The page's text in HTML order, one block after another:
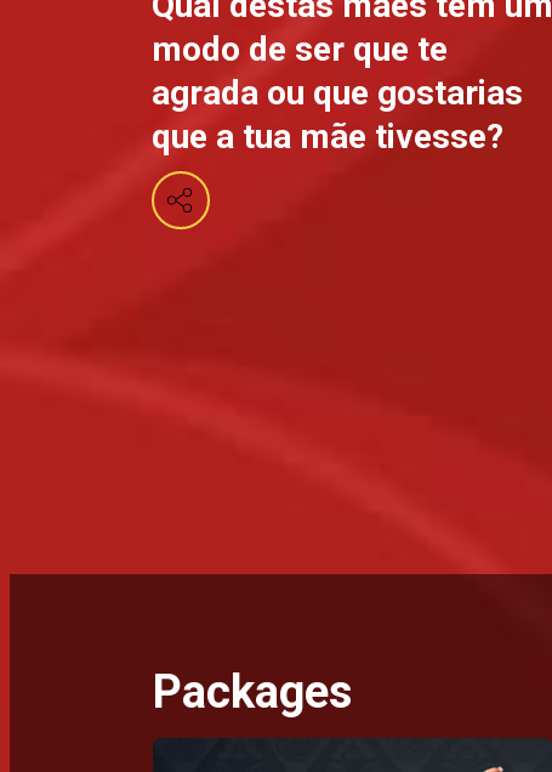
modo de ser que te
agrada ou que gostarias
que a tua mãe tivesse?
Packages